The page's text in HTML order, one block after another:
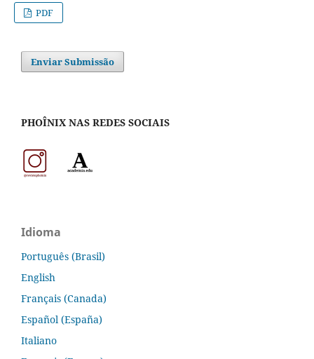
PDF
Enviar Submissão
PHOÎNIX NAS REDES SOCIAIS
Idioma
Português (Brasil)
English
Français (Canada)
Español (España)
Italiano